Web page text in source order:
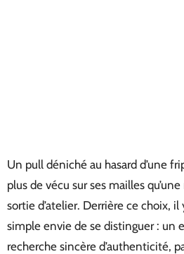
Un pull déniché au hasard d’une
plus de vécu sur ses mailles
sortie d’atelier. Derrière ce choix, il
simple envie de se distinguer : un
recherche sincère d’authenticité,